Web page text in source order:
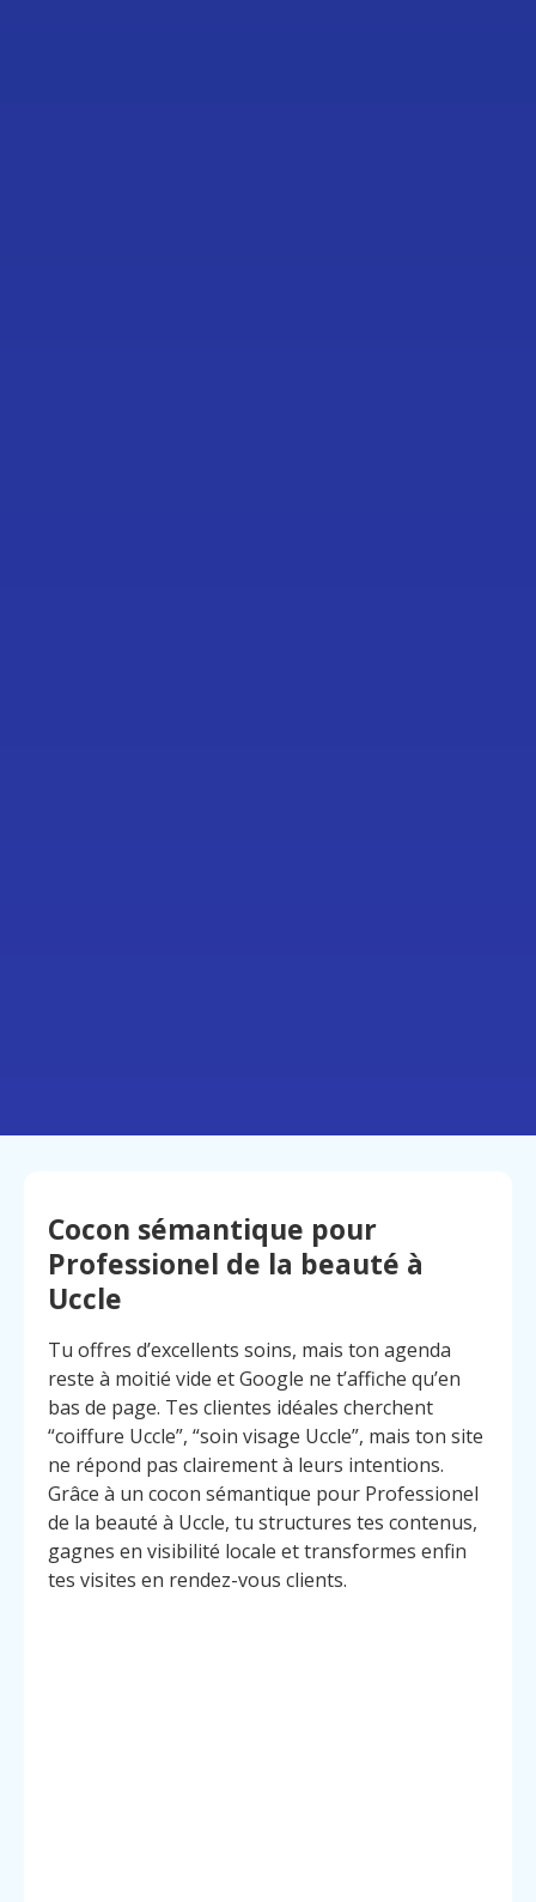
Cocon sémantique pour
Professionel de la beauté à
Uccle
Tu offres d’excellents soins, mais ton agenda
reste à moitié vide et Google ne t’affiche qu’en
bas de page. Tes clientes idéales cherchent
“coiffure Uccle”, “soin visage Uccle”, mais ton site
ne répond pas clairement à leurs intentions.
Grâce à un cocon sémantique pour Professionel
de la beauté à Uccle, tu structures tes contenus,
gagnes en visibilité locale et transformes enfin
tes visites en rendez-vous clients.